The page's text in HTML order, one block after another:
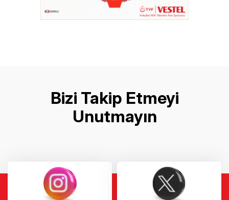
Bizi Takip Etmeyi
Unutmayın